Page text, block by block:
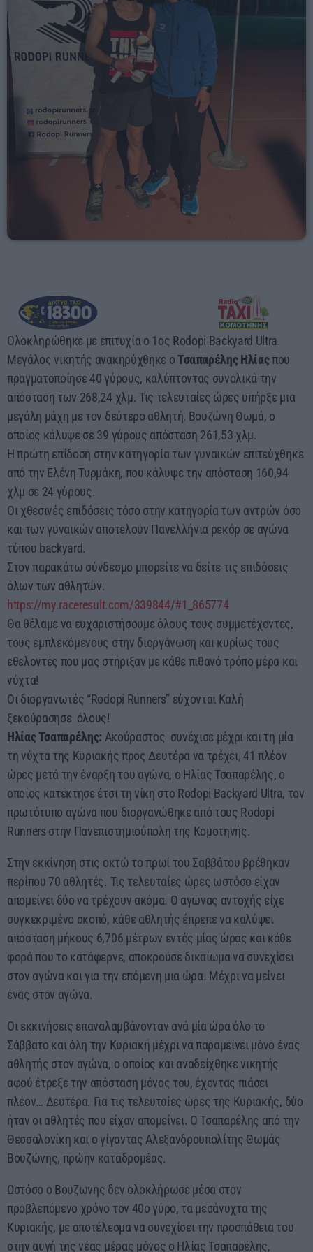
00:00 - 03:00
Ολοκληρώθηκε με επιτυχία ο 1ος Rodopi Backyard Ultra.
Μεγάλος νικητής ανακηρύχθηκε οΤσαπαρέλης Ηλίαςπου
πραγματοποίησε 40 γύρους, καλύπτοντας συνολικά την
απόσταση των 268,24 χλμ. Τις τελευταίες ώρες υπήρξε μια
μεγάλη μάχη με τον δεύτερο αθλητή, Βουζώνη Θωμά, ο
οποίος κάλυψε σε 39 γύρους απόσταση 261,53 χλμ.
Η πρώτη επίδοση στην κατηγορία των γυναικών επιτεύχθηκε
από την Ελένη Τυρμάκη, που κάλυψε την απόσταση 160,94
χλμ σε 24 γύρους.
Οι χθεσινές επιδόσεις τόσο στην κατηγορία των αντρών όσο
και των γυναικών αποτελούν Πανελλήνια ρεκόρ σε αγώνα
τύπου backyard.
Στον παρακάτω σύνδεσμο μπορείτε να δείτε τις επιδόσεις
όλων των αθλητών.
https://my.raceresult.com/339844/#1_865774
Θα θέλαμε να ευχαριστήσουμε όλους τους συμμετέχοντες,
τους εμπλεκόμενους στην διοργάνωση και κυρίως τους
εθελοντές που μας στήριξαν με κάθε πιθανό τρόπο μέρα και
νύχτα!
Οι διοργανωτές “Rodopi Runners” εύχονται Καλή
ξεκούρασησε όλους!
Hλίας Τσαπαρέλης: Ακούραστος συνέχισε μέχρι και τη μία
τη νύχτα της Κυριακής προς Δευτέρα να τρέχει, 41 πλέον
ώρες μετά την έναρξη του αγώνα, ο Ηλίας Τσαπαρέλης, ο
οποίος κατέκτησε έτσι τη νίκη στο Rodopi Backyard Ultra, τον
πρωτότυπο αγώνα που διοργανώθηκε από τους Rodopi
Runners στην Πανεπιστημιούπολη της Κομοτηνής.
Στην εκκίνηση στις οκτώ το πρωί του Σαββάτου βρέθηκαν
περίπου 70 αθλητές. Τις τελευταίες ώρες ωστόσο είχαν
απομείνει δύο να τρέχουν ακόμα. Ο αγώνας αντοχής είχε
συγκεκριμένο σκοπό, κάθε αθλητής έπρεπε να καλύψει
απόσταση μήκους 6,706 μέτρων εντός μίας ώρας και κάθε
φορά που το κατάφερνε, αποκρούσε δικαίωμα να συνεχίσει
στον αγώνα και για την επόμενη μια ώρα. Μέχρι να μείνει
ένας στον αγώνα.
Οι εκκινήσεις επαναλαμβάνονταν ανά μία ώρα όλο το
Σάββατο και όλη την Κυριακή μέχρι να παραμείνει μόνο ένας
αθλητής στον αγώνα, ο οποίος και αναδείχθηκε νικητής
αφού έτρεξε την απόσταση μόνος του, έχοντας πιάσει
πλέον… Δευτέρα. Για τις τελευταίες ώρες της Κυριακής, δύο
ήταν οι αθλητές που είχαν απομείνει. Ο Τσαπαρέλης από την
Θεσσαλονίκη και ο γίγαντας Αλεξανδρουπολίτης Θωμάς
Βουζώνης, πρώην καταδρομέας.
Ωστόσο ο Βουζωνης δεν ολοκλήρωσε μέσα στον
προβλεπόμενο χρόνο τον 40ο γύρο, τα μεσάνυχτα της
Κυριακής, με αποτέλεσμα να συνεχίσει την προσπάθεια του
στην αυγή της νέας μέρας μόνος ο Ηλίας Τσαπαρέλης,